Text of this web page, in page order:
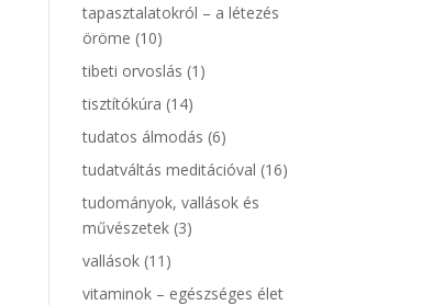
tapasztalatokról – a létezés
öröme (10)
tibeti orvoslás (1)
tisztítókúra (14)
tudatos álmodás (6)
tudatváltás meditációval (16)
tudományok, vallások és
művészetek (3)
vallások (11)
vitaminok – egészséges élet